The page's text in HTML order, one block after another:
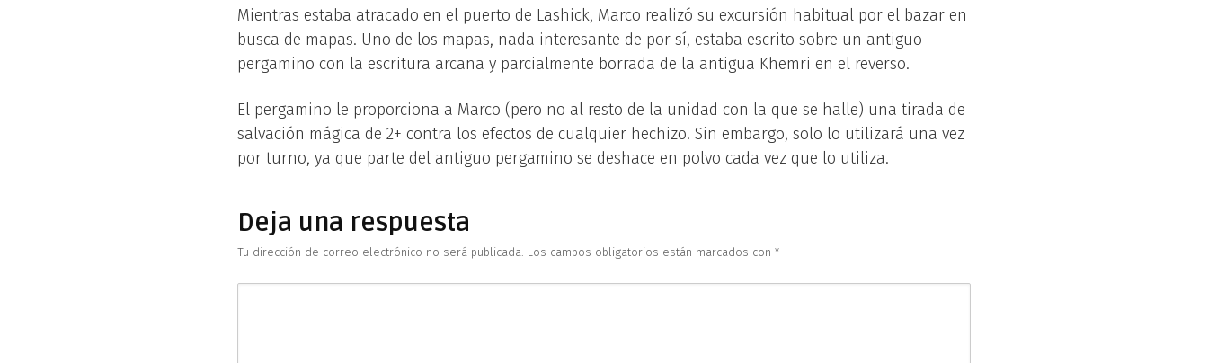
Mientras estaba atracado en el puerto de Lashick, Marco realizó su excursión habitual por el bazar en
busca de mapas. Uno de los mapas, nada interesante de por sí, estaba escrito sobre un antiguo
pergamino con la escritura arcana y parcialmente borrada de la antigua Khemri en el reverso.
El pergamino le proporciona a Marco (pero no al resto de la unidad con la que se halle) una tirada de
salvación mágica de 2+ contra los efectos de cualquier hechizo. Sin embargo, solo lo utilizará una vez
por turno, ya que parte del antiguo pergamino se deshace en polvo cada vez que lo utiliza.
Deja una respuesta
Tu dirección de correo electrónico no será publicada. Los campos obligatorios están marcados con *